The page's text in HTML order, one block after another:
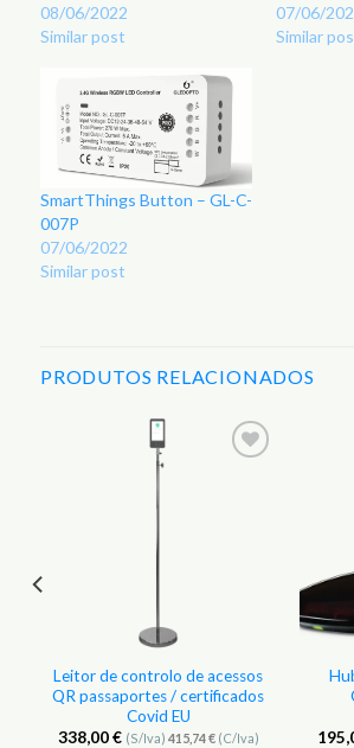
08/06/2022
Similar post
07/06/
Similar
SmartThings Button – GL-C-
007P
07/06/2022
Similar post
PRODUTOS RELACIONADOS
Leitor de controlo de acessos
QR passaportes / certificados
Covid EU
338,00€ (S/Iva) 415,74€(C/Iva)